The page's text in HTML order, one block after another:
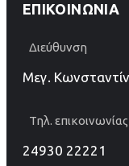
ΕΠΙΚΟΙΝΩΝΊΑ
Διεύθυνση
Μεγ.
Τηλ. επικοινωνίας
24930 22221